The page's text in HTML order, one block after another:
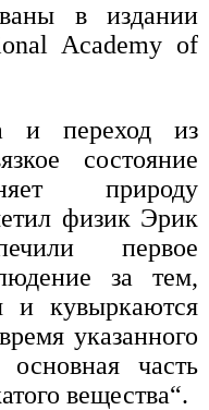
в издании
Academy of
и переход из
состояние
природу
физик Эрик
первое
за тем,
и кувыркаются
указанного
часть
вещества“.